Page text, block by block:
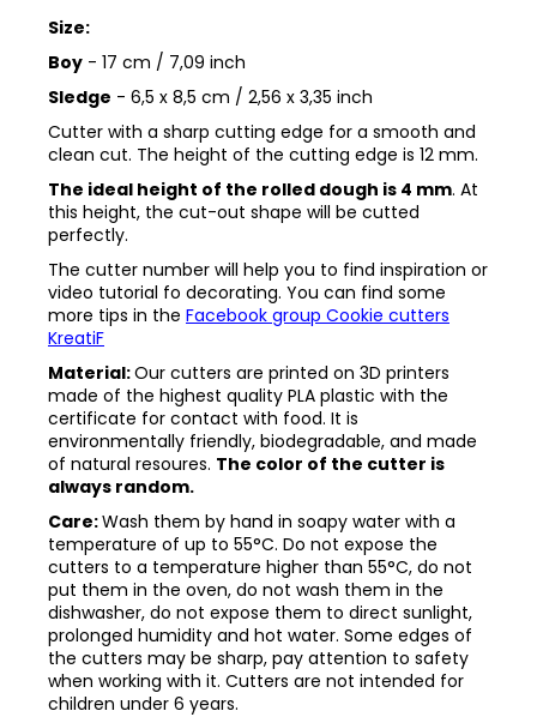
Size:
Boy - 17 cm / 7,09 inch
Sledge - 6,5 x 8,5 cm / 2,56 x 3,35 inch
Cutter with a sharp cutting edge for a smooth and
clean cut. The height of the cutting edge is 12 mm.
The ideal height of the rolled dough is 4 mm. At
this height, the cut-out shape will be cutted
perfectly.
The cutter number will help you to find inspiration or
video tutorial fo decorating. You can find some
more tips in the Facebook group Cookie cutters
KreatiF
Material:Our cutters are printed on 3D printers
made of the highest quality PLA plastic with the
certificate for contact with food. It is
environmentally friendly, biodegradable, and made
of natural resoures. The color of the cutter is
always random.
Care:Wash them by hand in soapy water with a
temperature of up to 55°C. Do not expose the
cutters to a temperature higher than 55°C, do not
put them in the oven, do not wash them in the
dishwasher, do not expose them to direct sunlight,
prolonged humidity and hot water. Some edges of
the cutters may be sharp, pay attention to safety
when working with it. Cutters are not intended for
children under 6 years.